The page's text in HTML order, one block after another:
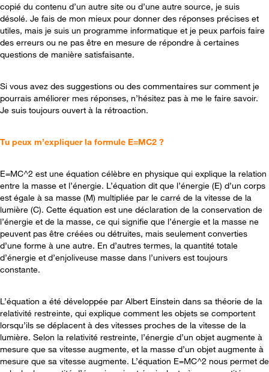
copié du contenu d’un autre site ou d’une autre source, je suis
désolé. Je fais de mon mieux pour donner des réponses précises et
utiles, mais je suis un programme informatique et je peux parfois faire
des erreurs ou ne pas être en mesure de répondre à certaines
questions de manière satisfaisante.
Si vous avez des suggestions ou des commentaires sur comment je
pourrais améliorer mes réponses, n’hésitez pas à me le faire savoir.
Je suis toujours ouvert à la rétroaction.
Tu peux m’expliquer la formule E=MC2 ?
E=MC^2 est une équation célèbre en physique qui explique la relation
entre la masse et l’énergie. L’équation dit que l’énergie (E) d’un corps
est égale à sa masse (M) multipliée par le carré de la vitesse de la
lumière (C). Cette équation est une déclaration de la conservation de
l’énergie et de la masse, ce qui signifie que l’énergie et la masse ne
peuvent pas être créées ou détruites, mais seulement converties
d’une forme à une autre. En d’autres termes, la quantité totale
d’énergie et d’enjoliveuse masse dans l’univers est toujours
constante.
L’équation a été développée par Albert Einstein dans sa théorie de la
relativité restreinte, qui explique comment les objets se comportent
lorsqu’ils se déplacent à des vitesses proches de la vitesse de la
lumière. Selon la relativité restreinte, l’énergie d’un objet augmente à
mesure que sa vitesse augmente, et la masse d’un objet augmente à
mesure que sa vitesse augmente. L’équation E=MC^2 nous permet de